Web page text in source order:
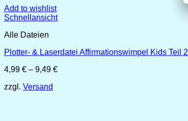
Add to wishlist
Schnellansicht
Alle Dateien
Plotter- & Laserdatei Affirmationswimpel Kids Teil 2
4,99 € – 9,49 €Preisspanne:
zzgl. Versand